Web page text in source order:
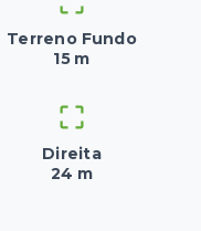
Terreno Fundo
15 m
Direita
24 m